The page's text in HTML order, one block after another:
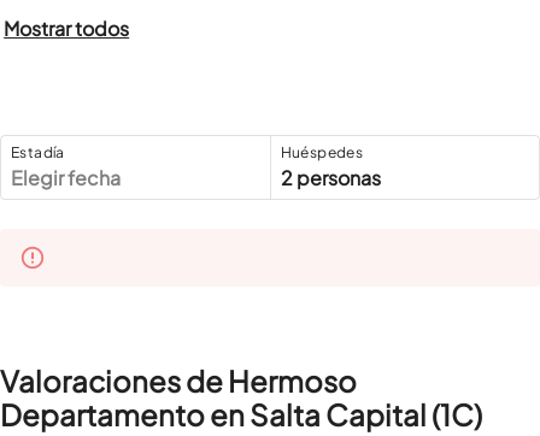
Mostrar todos
Estadía
Elegir fecha
Huéspedes
2 personas
Valoraciones de Hermoso
Departamento en Salta Capital (1C)